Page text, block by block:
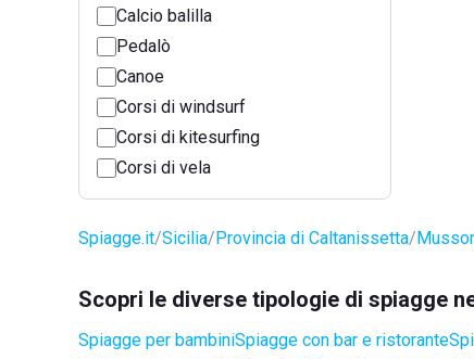
Calcio balilla
Pedalò
Canoe
Corsi di windsurf
Corsi di kitesurfing
Corsi di vela
Spiagge.it Sicilia Provincia di Caltanissetta
Scopri le diverse tipologie di spiagge
Spiagge per bambiniSpiagge con bar e ristorante